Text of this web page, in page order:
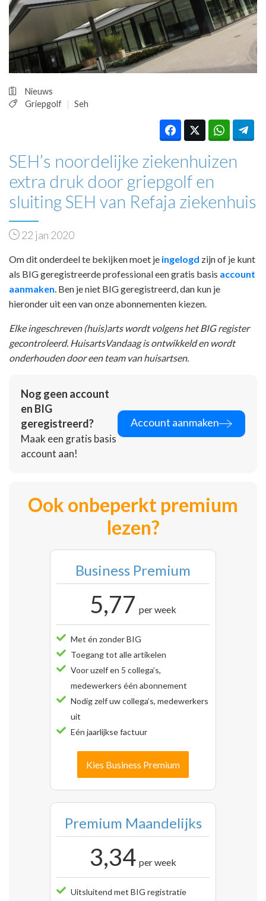
PRAKTIJKZAKEN
TARIEVEN
VPHUISARTSEN
MEDISCHE VAKHANDEL
REGISTRATIE
Nieuws
Griepgolf
Seh
SEH’s noordelijke ziekenhuizen
extra druk door griepgolf en
sluiting SEH van Refaja ziekenhuis
22 jan 2020
Om dit onderdeel te bekijken moet je ingelogd zijn of je kunt
als BIG geregistreerde professional een gratis basis account
aanmaken . Ben je niet BIG geregistreerd, dan kun je
hieronder uit een van onze abonnementen kiezen.
Elke ingeschreven (huis)arts wordt volgens het BIG register
gecontroleerd. HuisartsVandaag is ontwikkeld en wordt
onderhouden door een team van huisartsen.
Nog geen account
en BIG
geregistreerd?
Maak een gratis basis
account aan!
Account aanmaken
Ook onbeperkt premium
lezen?
Business Premium
5,77 per week
Met én zonder BIG
Toegang tot alle artikelen
Voor uzelf en 5 collega’s,
medewerkers één abonnement
Nodig zelf uw collega’s, medewerkers
uit
Eén jaarlijkse factuur
Kies Business Premium
Premium Maandelijks
3,34 per week
Uitsluitend met BIG registratie